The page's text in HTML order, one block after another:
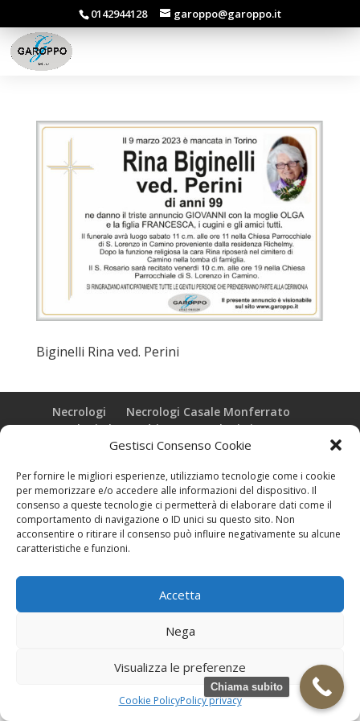
Gestisci Consenso Cookie
Per fornire le migliori esperienze, utilizziamo tecnologie come i cookie
per memorizzare e/o accedere alle informazioni del dispositivo. Il
consenso a queste tecnologie ci permetterà di elaborare dati come il
comportamento di navigazione o ID unici su questo sito. Non
acconsentire o ritirare il consenso può influire negativamente su alcune
caratteristiche e funzioni.
Accetta
Nega
Visualizza le preferenze
Cookie PolicyPolicy privacy
0142944128 garoppo@garoppo.it
Biginelli Rina ved. Perini
Necrologi
Necrologi Casale Monferrato
Necrologi Alessandria
Necrologi Piemonte
Realizzazione grafica e Copyright © zeropensieri local web -
Casale Monferrato info@zeropensieri-cloud
Chiama subito